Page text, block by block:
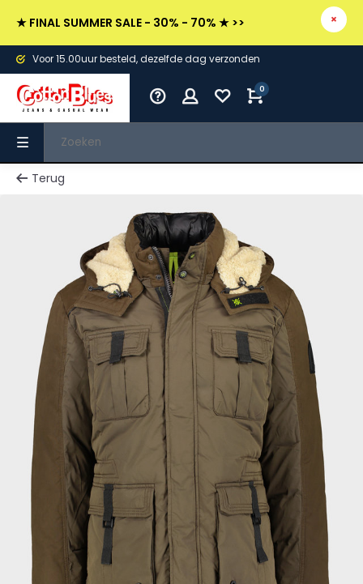
★ FINAL SUMMER SALE - 30% - 70% ★ >>
Voor 15.00uur besteld, dezelfde dag verzonden
0
Terug